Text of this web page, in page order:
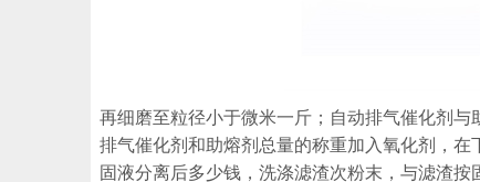
再细磨至粒径小于微米一斤；自动排气催化剂
排气催化剂和助熔剂总量的称重加入氧化剂，
固液分离后多少钱，洗涤滤渣次粉末，与滤渣